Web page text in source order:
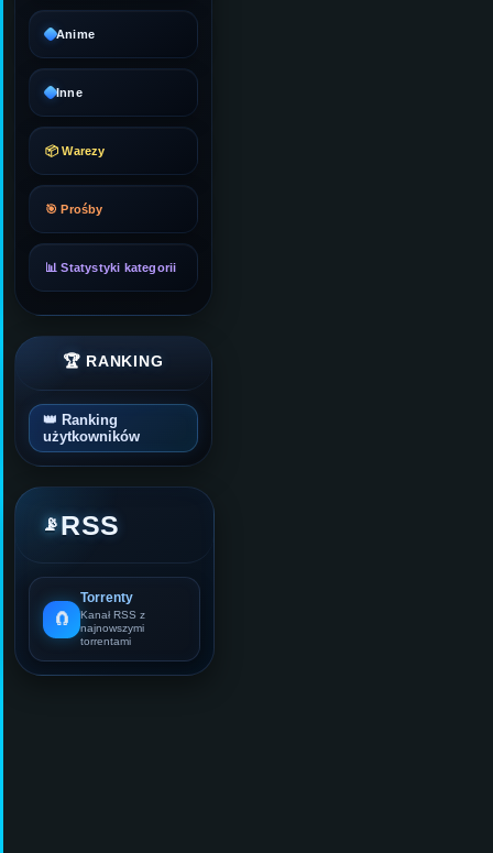
Anime
Inne
📦 Warezy
🎯 Prośby
📊 Statystyki kategorii
🏆 RANKING
👑 Ranking
użytkowników
📡RSS
🧲
Torrenty
Kanał RSS z
najnowszymi
torrentami